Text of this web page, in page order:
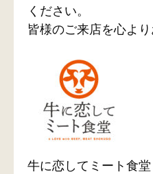
ください。
皆様のご来店を心よ
牛に恋してミート食